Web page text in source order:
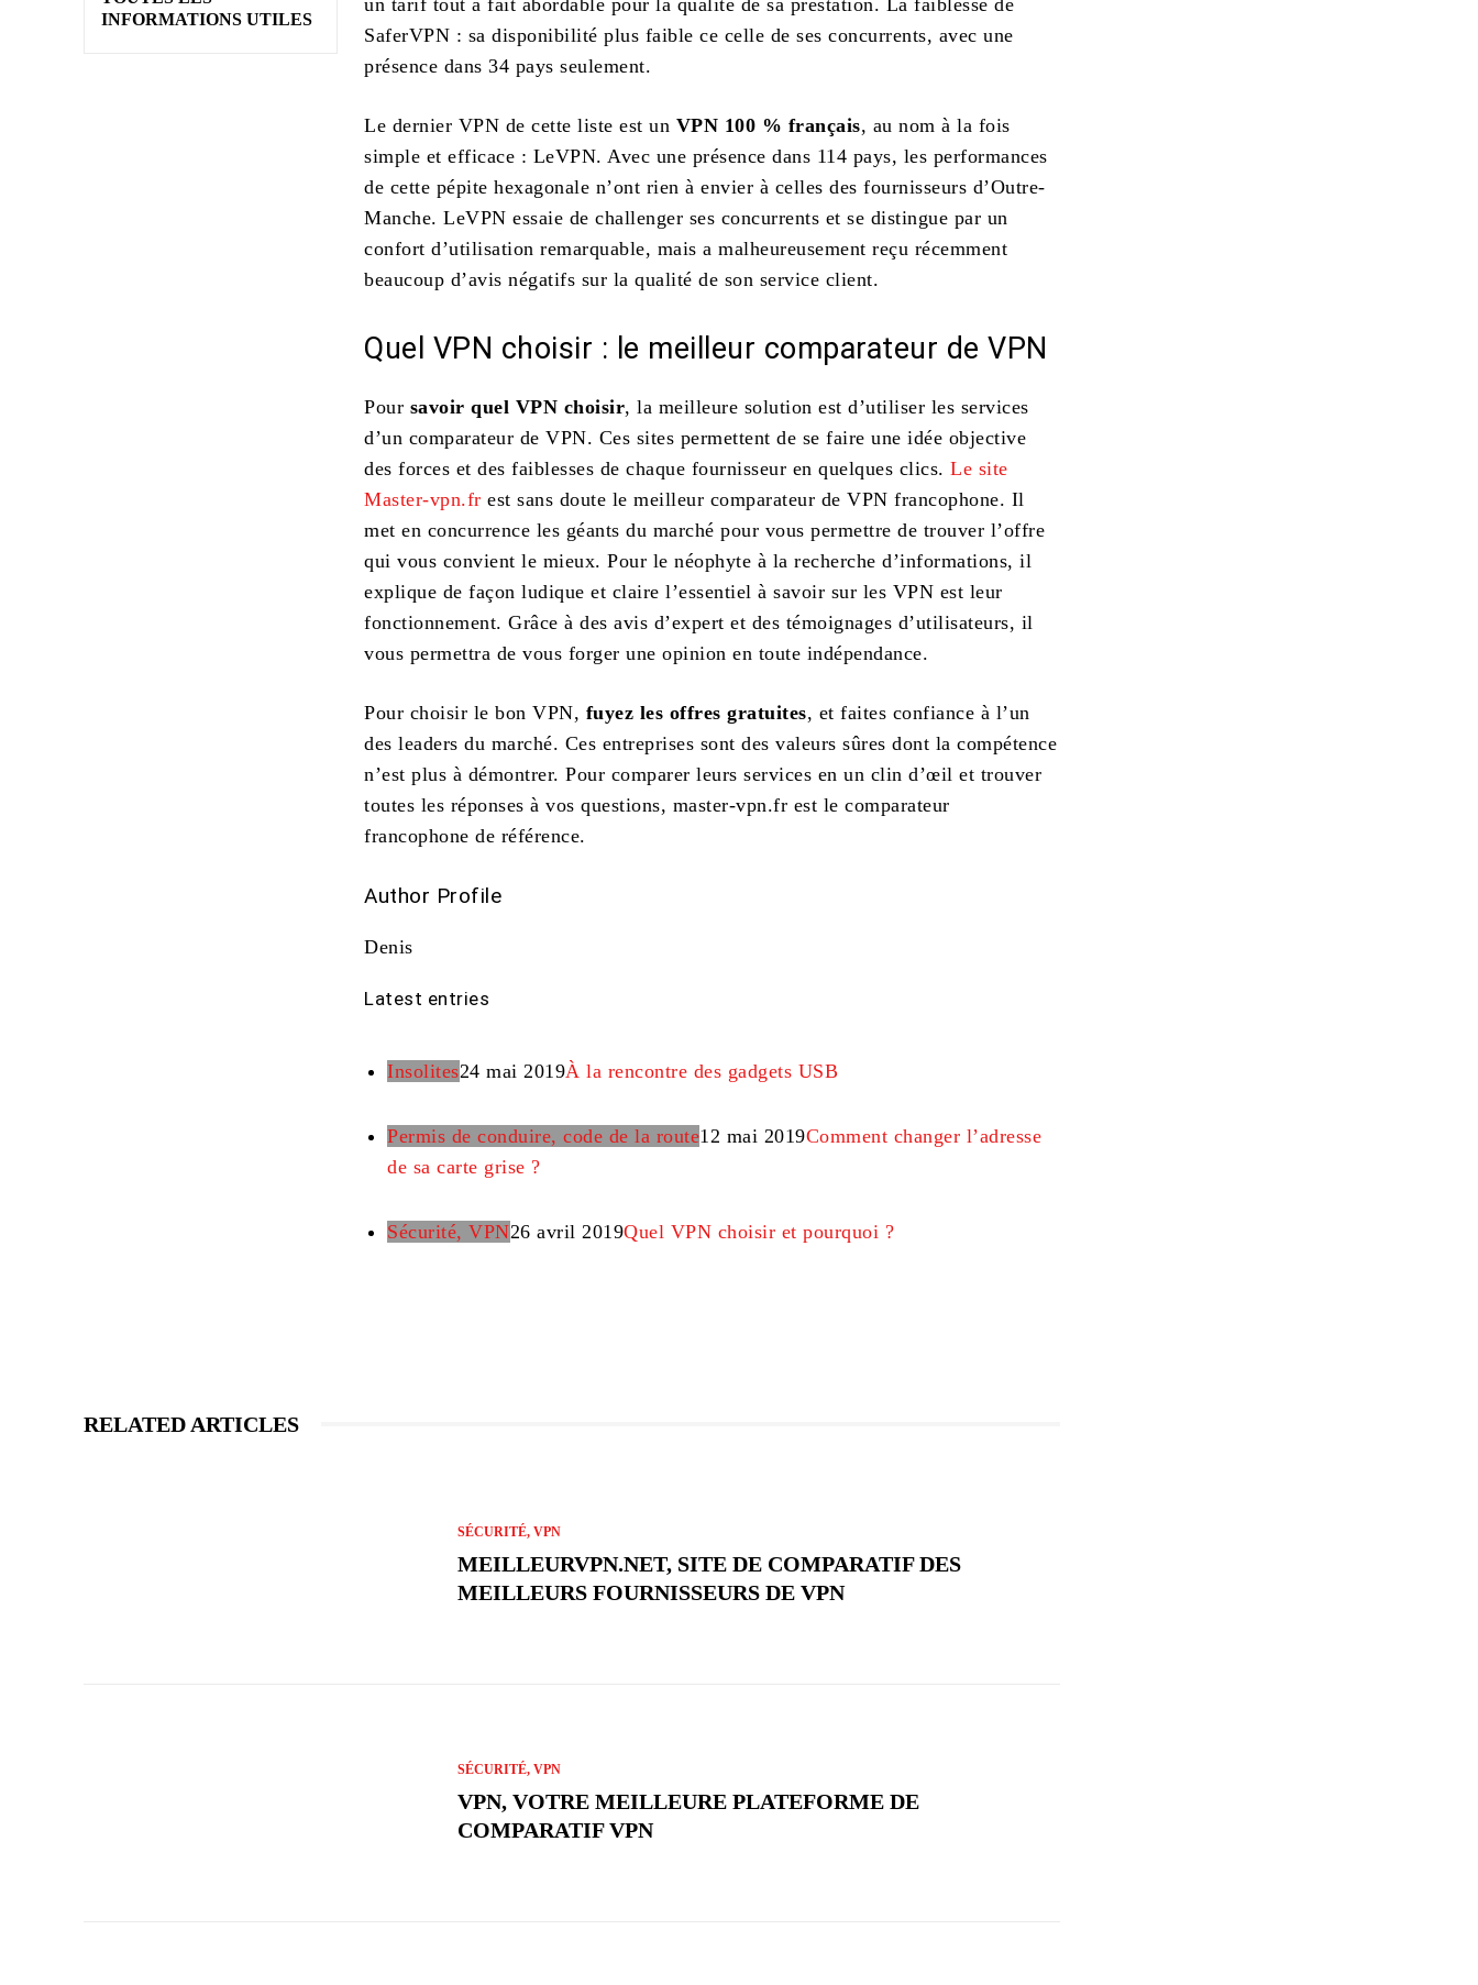
INFORMATIONS UTILES
un tarif tout à fait abordable pour la qualité de sa prestation. La faiblesse de
SaferVPN : sa disponibilité plus faible ce celle de ses concurrents, avec une
présence dans 34 pays seulement.
Le dernier VPN de cette liste est un VPN 100 % français, au nom à la fois
simple et efficace : LeVPN. Avec une présence dans 114 pays, les performances
de cette pépite hexagonale n’ont rien à envier à celles des fournisseurs d’Outre-
Manche. LeVPN essaie de challenger ses concurrents et se distingue par un
confort d’utilisation remarquable, mais a malheureusement reçu récemment
beaucoup d’avis négatifs sur la qualité de son service client.
Quel VPN choisir : le meilleur comparateur de VPN
Pour savoir quel VPN choisir, la meilleure solution est d’utiliser les services
d’un comparateur de VPN. Ces sites permettent de se faire une idée objective
des forces et des faiblesses de chaque fournisseur en quelques clics.Le site
Master-vpn.fr est sans doute le meilleur comparateur de VPN francophone. Il
met en concurrence les géants du marché pour vous permettre de trouver l’offre
qui vous convient le mieux. Pour le néophyte à la recherche d’informations, il
explique de façon ludique et claire l’essentiel à savoir sur les VPN est leur
fonctionnement. Grâce à des avis d’expert et des témoignages d’utilisateurs, il
vous permettra de vous forger une opinion en toute indépendance.
Pour choisir le bon VPN, fuyez les offres gratuites, et faites confiance à l’un
des leaders du marché. Ces entreprises sont des valeurs sûres dont la compétence
n’est plus à démontrer. Pour comparer leurs services en un clin d’œil et trouver
toutes les réponses à vos questions, master-vpn.fr est le comparateur
francophone de référence.
Author Profile
Denis
Latest entries
Insolites24 mai 2019À la rencontre des gadgets USB
Permis de conduire, code de la route12 mai 2019Comment changer l’adresse
de sa carte grise ?
Sécurité, VPN26 avril 2019Quel VPN choisir et pourquoi ?
RELATED ARTICLES
SÉCURITÉ, VPN
MEILLEURVPN.NET, SITE DE COMPARATIF DES
MEILLEURS FOURNISSEURS DE VPN
SÉCURITÉ, VPN
VPN, VOTRE MEILLEURE PLATEFORME DE
COMPARATIF VPN